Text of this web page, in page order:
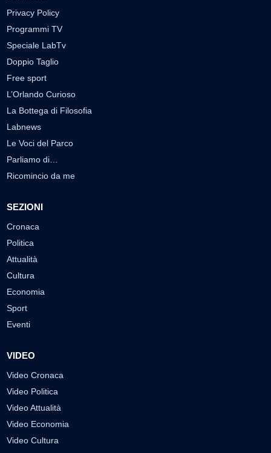
Privacy Policy
Programmi TV
Speciale LabTv
Doppio Taglio
Free sport
L’Orlando Curioso
La Bottega di Filosofia
Labnews
Le Voci del Parco
Parliamo di…
Ricomincio da me
SEZIONI
Cronaca
Politica
Attualità
Cultura
Economia
Sport
Eventi
VIDEO
Video Cronaca
Video Politica
Video Attualità
Video Economia
Video Cultura